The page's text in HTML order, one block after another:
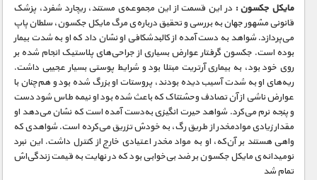
مایکل جکسون :در این قسمت از این مجموعه‌ی مستند، ریچارد شفرد، پزشک
قانونی مشهور جهان به بررسی و تحقیق درباره‌ی مرگ مایکل جکسون، سلطان پاپ
می‌پردازد. شواهد به دست آمده از کالبدشکافی او نشان داد که او به شدت بیمار
بوده است. جکسون گرفتار عوارض بسیاری از جراحی‌های پلاستیک انجام شده بر
روی خود بود، به بیماری آرتریت مبتلا بود و شرایط پوستی بسیار عجیبی داشت.
ریه‌های او به شدت آسیب دیده بودند، پروستات او بزرگ شده بود و هم‌چنان با
عوارض ناشی از آن تصادف وحشتناک که باعث شده بود او نیمه طاس شود دست
و پنجه نرم می‌کرد. شواهد حیرت انگیزی به‌دست آمده است که نشان می‌دهد او
مقدار زیادی موادمخدر از طریق رگ‌، به خودش تزریق می‌کرده است. شواهدی که
واهی هستند بر آن‌که، او به مواد مخدر اعتیادی خارج از کنترل داشت. این نبرد
نومیدانه‌ی مایکل جکسون بر ضد بی‌خوابی بود که در ‌‌نهایت به قیمت زندگی‌اش
تمام شد